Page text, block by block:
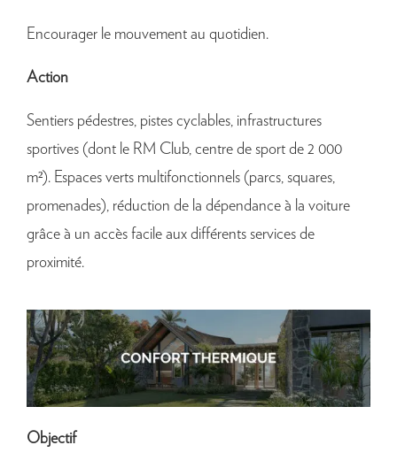
Encourager le mouvement au quotidien.
Action
Sentiers pédestres, pistes cyclables, infrastructures
sportives (dont le RM Club, centre de sport de 2 000
m²). Espaces verts multifonctionnels (parcs, squares,
promenades), réduction de la dépendance à la voiture
grâce à un accès facile aux différents services de
proximité.
Objectif